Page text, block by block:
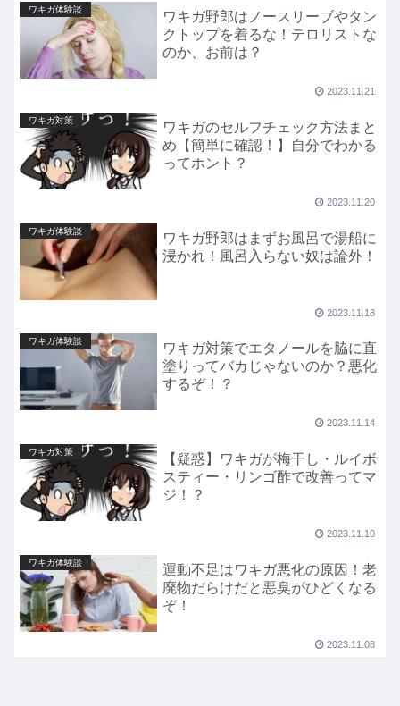
ワキガ体験談
ワキガ野郎はノースリーブやタン
クトップを着るな！テロリストな
のか、お前は？
2023.11.21
ワキガ対策
ワキガのセルフチェック方法まと
め【簡単に確認！】自分でわかる
ってホント？
2023.11.20
ワキガ体験談
ワキガ野郎はまずお風呂で湯船に
浸かれ！風呂入らない奴は論外！
2023.11.18
ワキガ体験談
ワキガ対策でエタノールを脇に直
塗りってバカじゃないのか？悪化
するぞ！？
2023.11.14
ワキガ対策
【疑惑】ワキガが梅干し・ルイボ
スティー・リンゴ酢で改善ってマ
ジ！？
2023.11.10
ワキガ体験談
運動不足はワキガ悪化の原因！老
廃物だらけだと悪臭がひどくなる
ぞ！
2023.11.08